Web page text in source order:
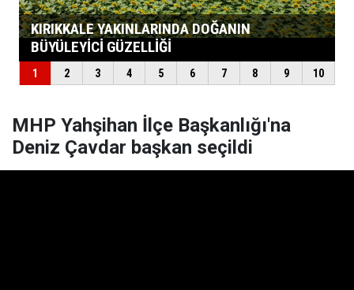
MHP Yahşihan İlçe Başkanlığı'na
Deniz Çavdar başkan seçildi